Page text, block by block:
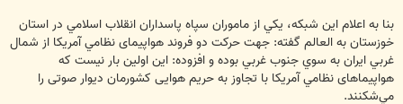
بنا به اعلام اين شبكه، يكي از ماموران سپاه پاسداران انقلاب اسلامي در استان
خوزستان به العالم گفته: جهت حركت دو فروند هواپيمای نظامي آمريکا از شمال
غربي ايران به سوي جنوب غربي بوده و افزوده: اين اولين بار نيست كه
هواپيماهای نظامي آمريکا با تجاوز به حريم هوايی کشورمان ديوار صوتی را
مي‌شکنند.